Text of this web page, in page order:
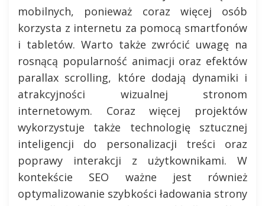
mobilnych, ponieważ coraz więcej osób
korzysta z internetu za pomocą smartfonów
i tabletów. Warto także zwrócić uwagę na
rosnącą popularność animacji oraz efektów
parallax scrolling, które dodają dynamiki i
atrakcyjności wizualnej stronom
internetowym. Coraz więcej projektów
wykorzystuje także technologię sztucznej
inteligencji do personalizacji treści oraz
poprawy interakcji z użytkownikami. W
kontekście SEO ważne jest również
optymalizowanie szybkości ładowania strony